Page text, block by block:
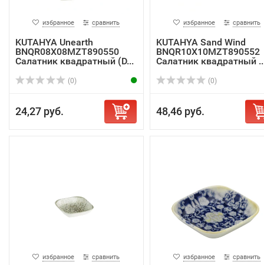
избранное сравнить
KUTAHYA Unearth
BNQR08X08MZT890550
Салатник квадратный (D...
(0)
24,27 руб.
избранное сравнить
KUTAHYA Sand Wind
BNQR10X10MZT890552
Салатник квадратный
(0)
48,46 руб.
избранное сравнить избранное сравнить